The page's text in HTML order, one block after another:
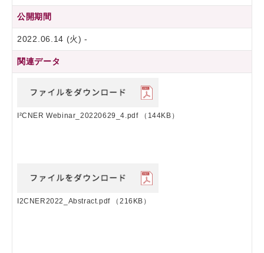
公開期間
2022.06.14 (火) -
関連データ
I²CNER Webinar_20220629_4.pdf （144KB）
I2CNER2022_Abstract.pdf （216KB）